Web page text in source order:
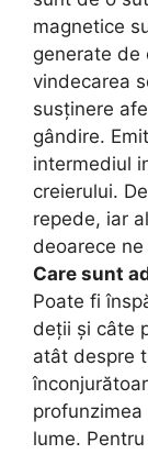
magnetice
generate de
vindecarea
susținere
gândire.
intermediul
creierului.
repede, iar
deoarece
Care sunt
Poate fi
deții și câte
atât despre
lume.